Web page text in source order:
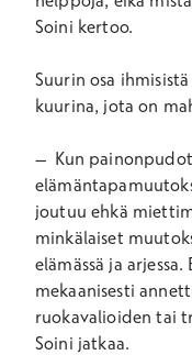
Soini kertoo.
Suurin osa
kuurina, jota on
– Kun
joutuu ehkä
minkälaiset
elämässä ja
mekaanisesti
ruokavalioiden tai
Soini jatkaa.